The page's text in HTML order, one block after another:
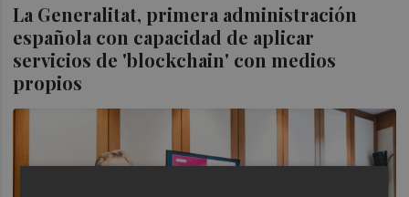
La Generalitat, primera administración
española con capacidad de aplicar
servicios de 'blockchain' con medios
propios